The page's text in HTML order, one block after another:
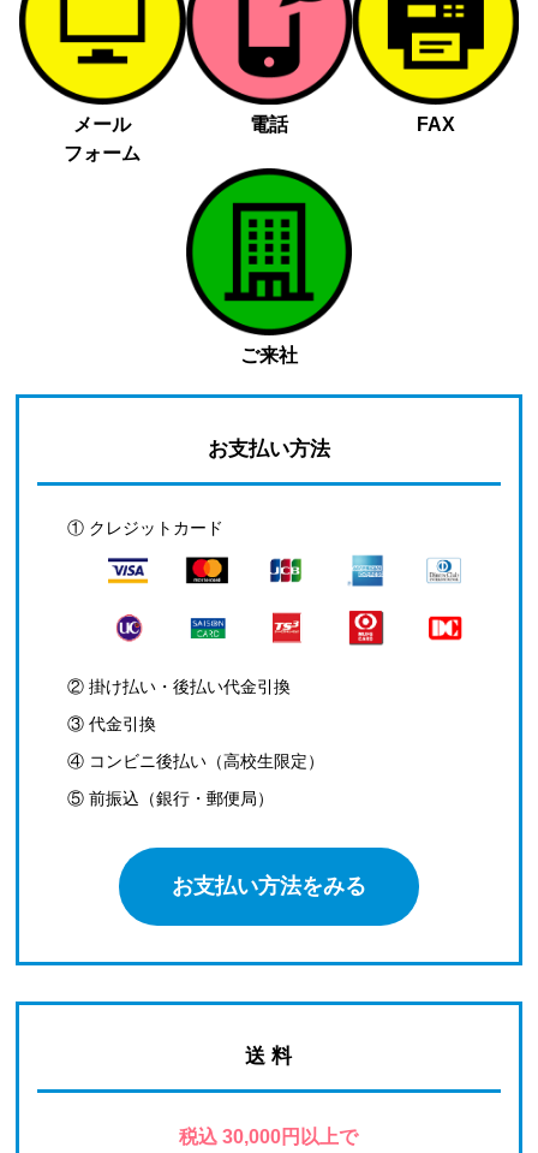
メール
フォーム
電話 FAX
ご来社
お支払い方法
① クレジットカード
② 掛け払い・後払い代金引換
③ 代金引換
④ コンビニ後払い（高校生限定）
⑤ 前振込（銀行・郵便局）
お支払い方法をみる
送 料
税込 30,000円以上で